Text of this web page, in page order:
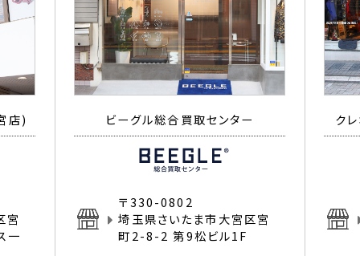
店)
宮
一
ビーグル総合買取センター
〒330-0802
埼玉県さいたま市大宮区宮
町2-8-2 第9松ビル1F
ク